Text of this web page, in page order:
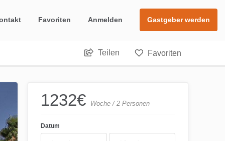
Favoriten Anmelden Gastgeber werden
Teilen Favoriten
1232€ Woche / 2 Personen
Datum